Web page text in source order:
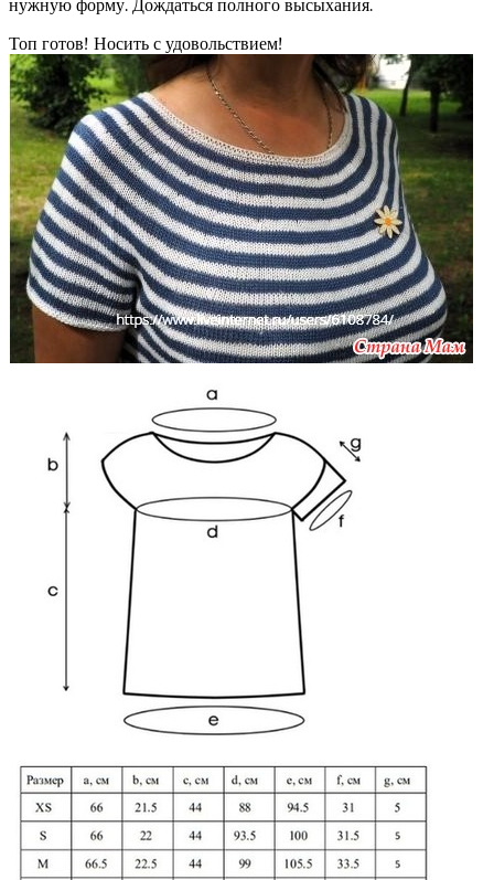
нужную форму. Дождаться полного высыхания.
Топ готов! Носить с удовольствием!